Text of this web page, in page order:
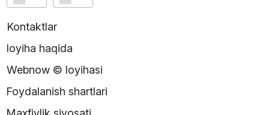
Kontaktlar
loyiha haqida
Webnow © loyihasi
Foydalanish shartlari